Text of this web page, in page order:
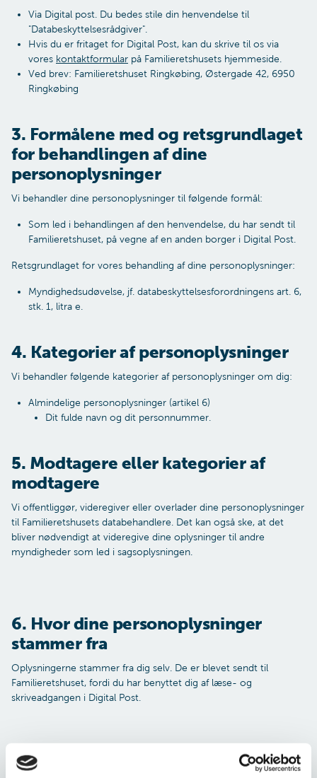
Via Digital post. Du bedes stile din henvendelse til
"Databeskyttelsesrådgiver".
Hvis du er fritaget for Digital Post, kan du skrive til os via
vores kontaktformular på Familieretshusets hjemmeside.
Ved brev: Familieretshuset Ringkøbing, Østergade 42, 6950
Ringkøbing
3. Formålene med og retsgrundlaget
for behandlingen af dine
personoplysninger
Vi behandler dine personoplysninger til følgende formål:
Som led i behandlingen af den henvendelse, du har sendt til
Familieretshuset, på vegne af en anden borger i Digital Post.
Retsgrundlaget for vores behandling af dine personoplysninger:
Myndighedsudøvelse, jf. databeskyttelsesforordningens art. 6,
stk. 1, litra e.
4. Kategorier af personoplysninger
Vi behandler følgende kategorier af personoplysninger om dig:
Almindelige personoplysninger (artikel 6)
Dit fulde navn og dit personnummer.
5. Modtagere eller kategorier af
modtagere
Vi offentliggør, videregiver eller overlader dine personoplysninger
til Familieretshusets databehandlere. Det kan også ske, at det
bliver nødvendigt at videregive dine oplysninger til andre
myndigheder som led i sagsoplysningen.
6. Hvor dine personoplysninger
stammer fra
Oplysningerne stammer fra dig selv. De er blevet sendt til
Familieretshuset, fordi du har benyttet dig af læse- og
skriveadgangen i Digital Post.
7. Opbevaring af dine